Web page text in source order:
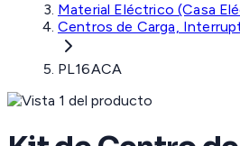
Material Eléctrico (Casa
Centros de Carga,
PL16ACA